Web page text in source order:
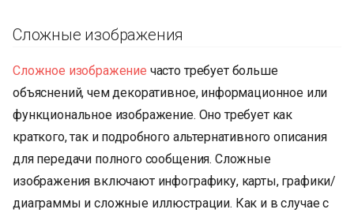
Сложные изображения
Сложное изображение часто требует больше
объяснений, чем декоративное, информационное или
функциональное изображение. Оно требует как
краткого, так и подробного альтернативного описания
для передачи полного сообщения. Сложные
изображения включают инфографику, карты, графики/
диаграммы и сложные иллюстрации. Как и в случае с